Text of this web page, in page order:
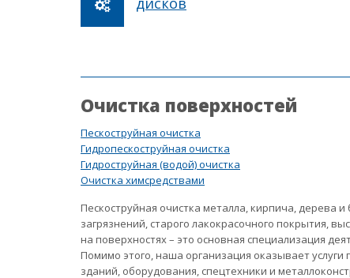
Очистка поверхностей
Пескоструйная очистка
Гидропескоструйная очистка
Гидроструйная (водой) очистка
Очистка химсредствами
Пескоструйная очистка металла, кирпича, дерева
загрязнений, старого лакокрасочного покрытия,
на поверхностях – это основная специализация
Помимо этого, наша организация оказывает
зданий, оборудования, спецтехники и